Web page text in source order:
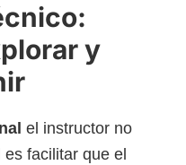
y
el instructor no
facilitar que el